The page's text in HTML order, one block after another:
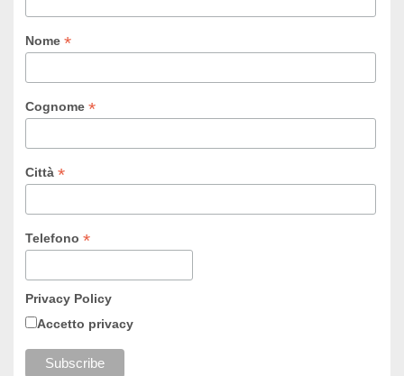
Nome *
Cognome *
Città *
Telefono *
Privacy Policy
Accetto privacy